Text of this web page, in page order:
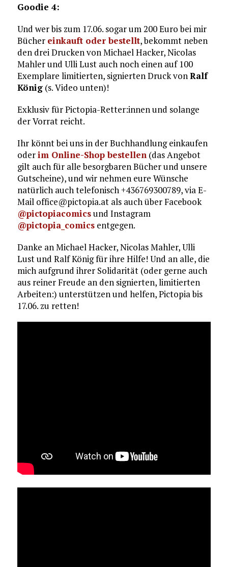
Goodie 4:
Und wer bis zum 17.06. sogar um 200 Euro bei mir
Bücher einkauft oder bestellt, bekommt neben
den drei Drucken von Michael Hacker, Nicolas
Mahler und Ulli Lust auch noch einen auf 100
Exemplare limitierten, signierten Druck von Ralf
König(s. Video unten)!
Exklusiv für Pictopia-Retter:innen und solange
der Vorrat reicht.
Ihr könnt bei uns in der Buchhandlung einkaufen
oderim Online-Shop bestellen (das Angebot
gilt auch für alle besorgbaren Bücher und unsere
Gutscheine), und wir nehmen eure Wünsche
natürlich auch telefonisch +436769300789, via E-
Mail office@pictopia.at als auch über Facebook
@pictopiacomicsund Instagram
@pictopia_comicsentgegen.
Danke an Michael Hacker, Nicolas Mahler, Ulli
Lust und Ralf König für ihre Hilfe! Und an alle, die
mich aufgrund ihrer Solidarität (oder gerne auch
aus reiner Freude an den signierten, limitierten
Arbeiten:) unterstützen und helfen, Pictopia bis
17.06. zu retten!